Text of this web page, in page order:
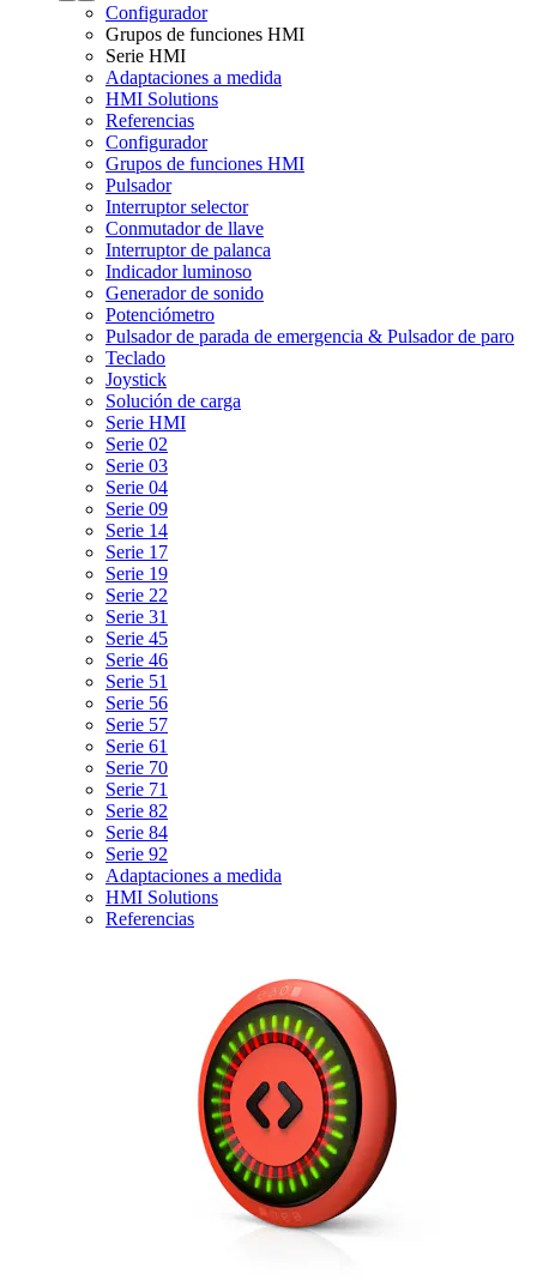
Configurador
Grupos de funciones HMI
Serie HMI
Adaptaciones a medida
HMI Solutions
Referencias
Configurador
Grupos de funciones HMI
Pulsador
Interruptor selector
Conmutador de llave
Interruptor de palanca
Indicador luminoso
Generador de sonido
Potenciómetro
Pulsador de parada de emergencia & Pulsador de paro
Teclado
Joystick
Solución de carga
Serie HMI
Serie 02
Serie 03
Serie 04
Serie 09
Serie 14
Serie 17
Serie 19
Serie 22
Serie 31
Serie 45
Serie 46
Serie 51
Serie 56
Serie 57
Serie 61
Serie 70
Serie 71
Serie 82
Serie 84
Serie 92
Adaptaciones a medida
HMI Solutions
Referencias